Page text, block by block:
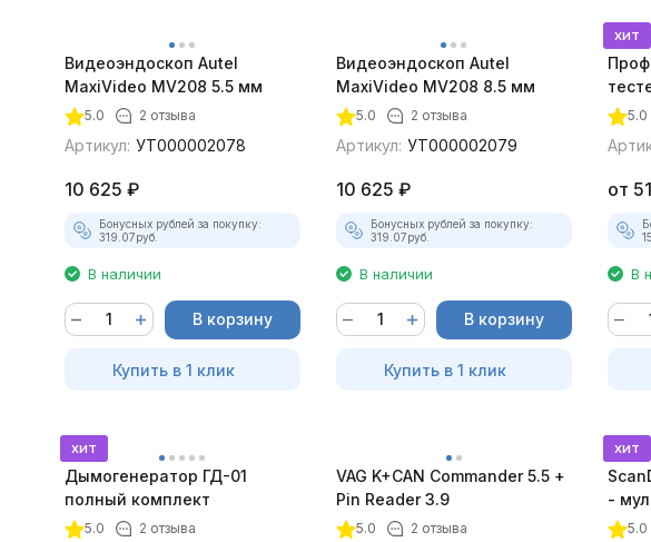
Видеоэндоскоп Autel
MaxiVideo MV208 5.5 мм
5.0 2 отзыва
Артикул: УТ000002078
10 625 ₽
Бонусных рублей за покупку:
319.07руб.
В наличии
В корзину
Купить в 1 клик
Видеоэндоскоп Autel
MaxiVideo MV208 8.5 мм
5.0 2 отзыва
Артикул: УТ000002079
10 625 ₽
Бонусных рублей за покупку:
319.07руб.
В наличии
В корзину
Купить в 1 клик
хит
5.0
от
В
хит
Дымогенератор ГД-01
полный комплект
5.0 2 отзыва
VAG K+CAN Commander 5.5 +
Pin Reader 3.9
5.0 2 отзыва
хит
-
5.0